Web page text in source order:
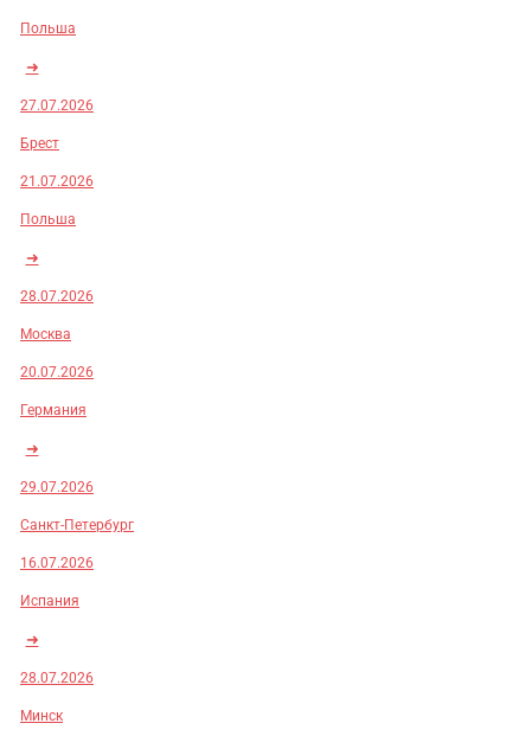
Польша
➜
27.07.2026
Брест
21.07.2026
Польша
➜
28.07.2026
Москва
20.07.2026
Германия
➜
29.07.2026
Санкт-Петербург
16.07.2026
Испания
➜
28.07.2026
Минск